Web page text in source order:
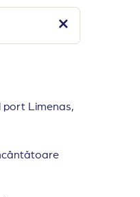
port Limenas,